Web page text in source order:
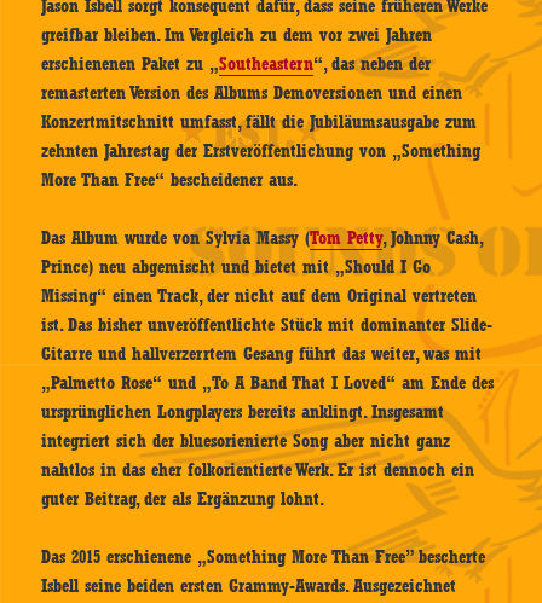
Jason Isbell sorgt konsequent dafür, dass seine früheren Werke
greifbar bleiben. Im Vergleich zu dem vor zwei Jahren
erschienenen Paket zu „Southeastern“, das neben der
remasterten Version des Albums Demoversionen und einen
Konzertmitschnitt umfasst, fällt die Jubiläumsausgabe zum
zehnten Jahrestag der Erstveröffentlichung von „Something
More Than Free“ bescheidener aus.
Das Album wurde von Sylvia Massy (Tom Petty, Johnny Cash,
Prince) neu abgemischt und bietet mit „Should I Go
Missing“ einen Track, der nicht auf dem Original vertreten
ist. Das bisher unveröffentlichte Stück mit dominanter Slide-
Gitarre und hallverzerrtem Gesang führt das weiter, was mit
„Palmetto Rose“ und „To A Band That I Loved“ am Ende des
ursprünglichen Longplayers bereits anklingt. Insgesamt
integriert sich der bluesorienierte Song aber nicht ganz
nahtlos in das eher folkorientierte Werk. Er ist dennoch ein
guter Beitrag, der als Ergänzung lohnt.
Das 2015 erschienene „Something More Than Free” bescherte
Isbell seine beiden ersten Grammy-Awards. Ausgezeichnet